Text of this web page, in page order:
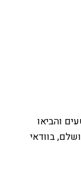
והביאו
בוודאי